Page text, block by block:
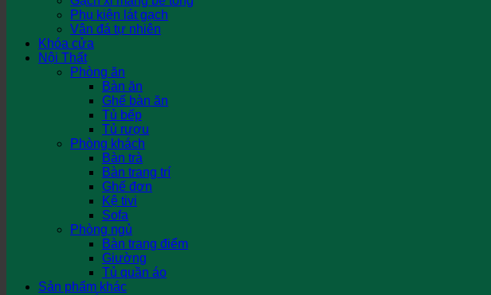
Phụ kiện lát gạch
Vân đá tự nhiên
Khóa cửa
Nội Thất
Phòng ăn
Bàn ăn
Ghế bàn ăn
Tủ bếp
Tủ rượu
Phòng khách
Bàn trà
Bàn trang trí
Ghế đơn
Kệ tivi
Sofa
Phòng ngủ
Bàn trang điểm
Giường
Tủ quần áo
Sản phẩm khác